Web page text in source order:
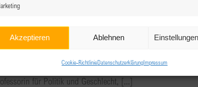
Akzeptieren Ablehnen
Cookie-RichtlinieDatenschutzerklärungImpressum
Realitäten? Die Auswirkungen der Covid-19-
Geschlechterrollenbilder Zoe Lefkofridi Univ.-Prof.
für Politik und Geschlecht, [...]